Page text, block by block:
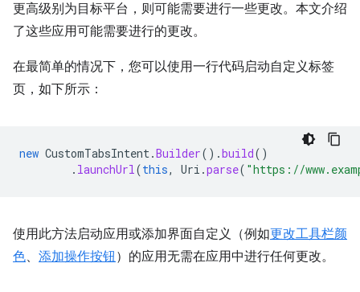
更高级别为目标平台，则可能需要进行一些更改。本文介绍
了这些应用可能需要进行的更改。
在最简单的情况下，您可以使用一行代码启动自定义标签
页，如下所示：
new CustomTabsIntent.Builder().build()
. launchUrl(this, Uri .parse( "https://
使用此方法启动应用或添加界面自定义（例如更改工具栏颜
色、 添加操作按钮）的应用无需在应用中进行任何更改。